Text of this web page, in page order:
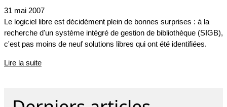
31 mai 2007
Le logiciel libre est décidément plein de bonnes surprises : à la
recherche d'un système intégré de gestion de bibliothèque (SIGB),
c'est pas moins de neuf solutions libres qui ont été identifiées.
Lire la suite